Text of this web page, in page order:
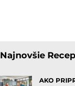
Najnovšie
AKO